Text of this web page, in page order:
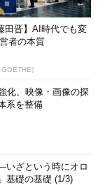
田晋】AI時代でも変
者の本質
GOETHE)
化、映像・画像の探
系を整備
ざという時にオロ
基礎の基礎 (1/3)